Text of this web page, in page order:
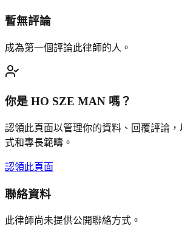
暫無評論
成為第一個評論此律師的人。
你是 HO SZE MAN 嗎？
認領此頁面以管理你的資料、回覆評論
式和專長範疇。
認領此頁面
聯絡資料
此律師尚未提供公開聯絡方式。